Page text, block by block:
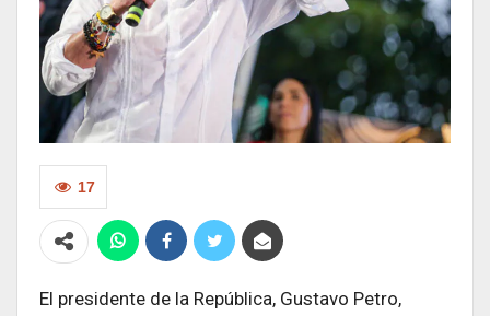
17
El presidente de la República, Gustavo Petro,